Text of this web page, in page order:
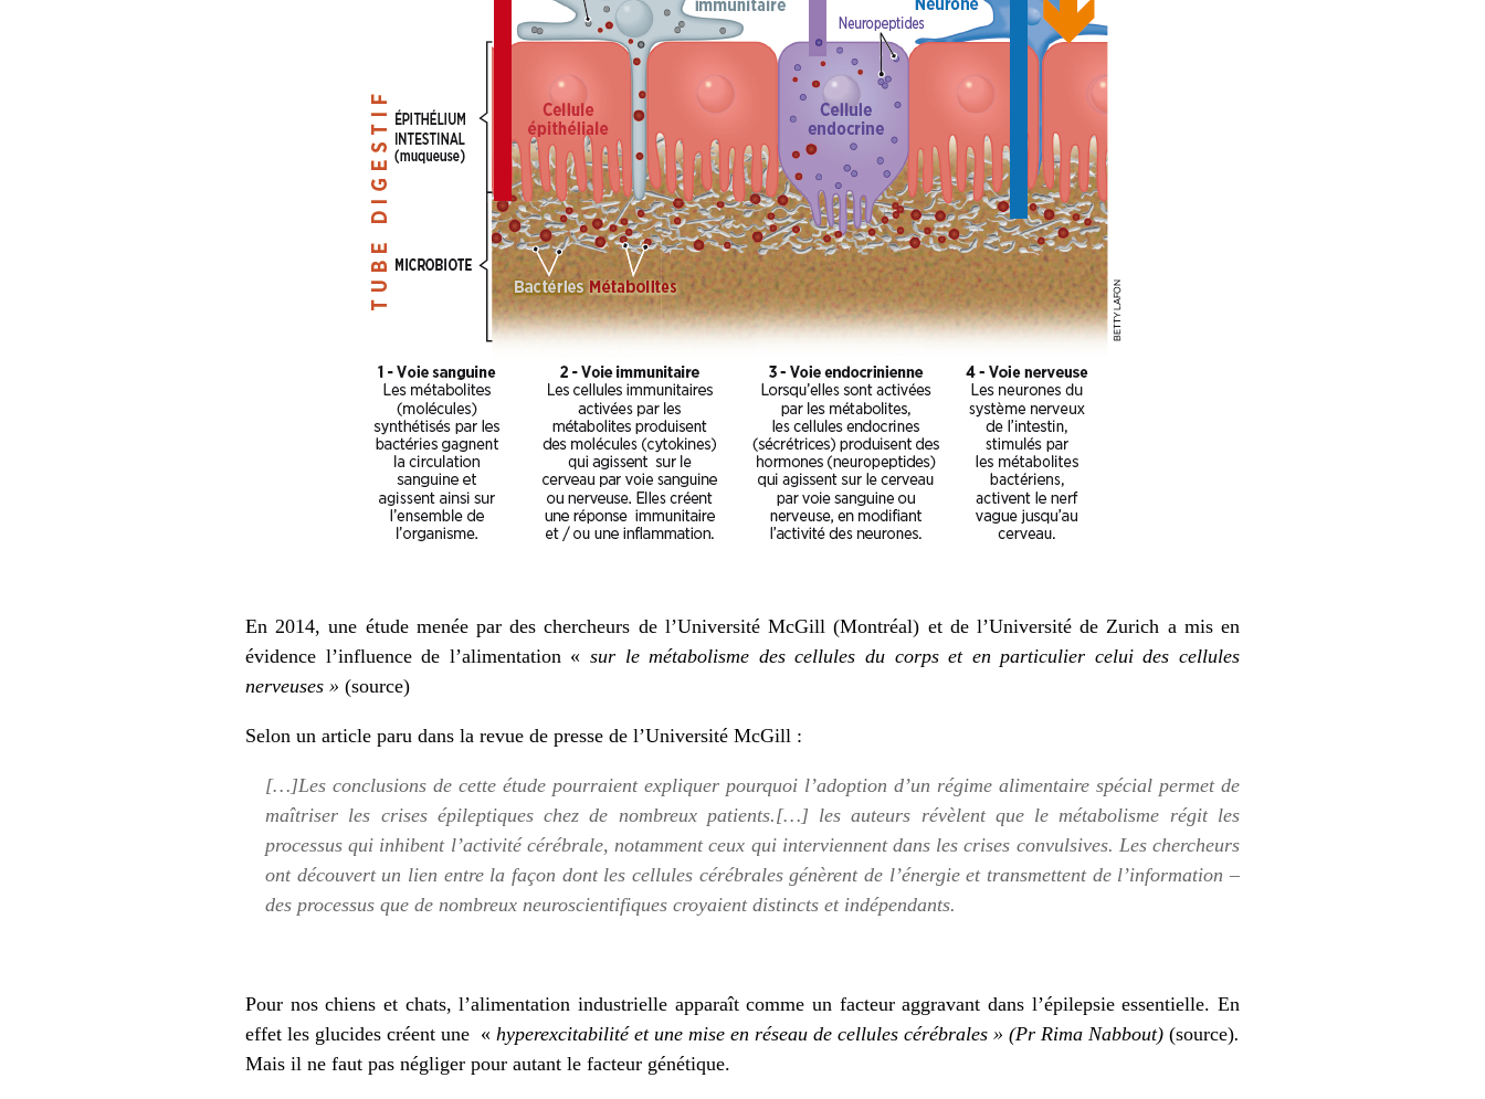
En 2014, une étudemenée par des chercheurs de l’Université McGill (Montréal) et de l’Université de Zurich a mis en
évidence l’influence de l’alimentation « sur le métabolisme des cellules du corps et en particulier celui des cellules
nerveuses » (source)
Selon un article paru dans la revue de presse de l’Université McGill :
[…]Les conclusions de cette étude pourraient expliquer pourquoi l’adoption d’un régime alimentaire spécial permet de
maîtriser les crises épileptiques chez de nombreux patients.[…] les auteurs révèlent que le métabolisme régit les
processus qui inhibent l’activité cérébrale, notamment ceux qui interviennent dans les crises convulsives. Les chercheurs
ont découvert un lien entre la façon dont les cellules cérébrales génèrent de l’énergie et transmettent de l’information –
des processus que de nombreux neuroscientifiques croyaient distincts et indépendants.
Pour nos chiens et chats, l’alimentation industrielle apparaît comme un facteur aggravant dans l’épilepsie essentielle. En
effet les glucides créent une « hyperexcitabilité et une mise en réseau de cellules cérébrales » (Pr Rima Nabbout) (source).
Mais il ne faut pas négliger pour autant le facteur génétique.